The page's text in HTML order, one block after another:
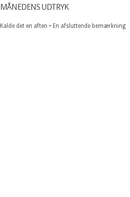
MÅNEDENS UDTRYK
Kalde det en aften • En afsluttende bemærkning